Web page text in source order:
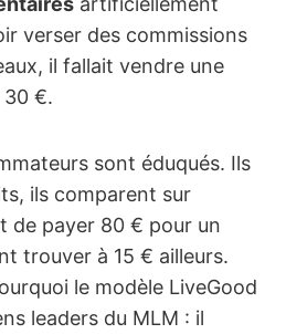
verser des commissions
il fallait vendre une
30 €.
sont éduqués. Ils
ils comparent sur
de payer 80 € pour un
trouver à 15 € ailleurs.
le modèle LiveGood
leaders du MLM : il